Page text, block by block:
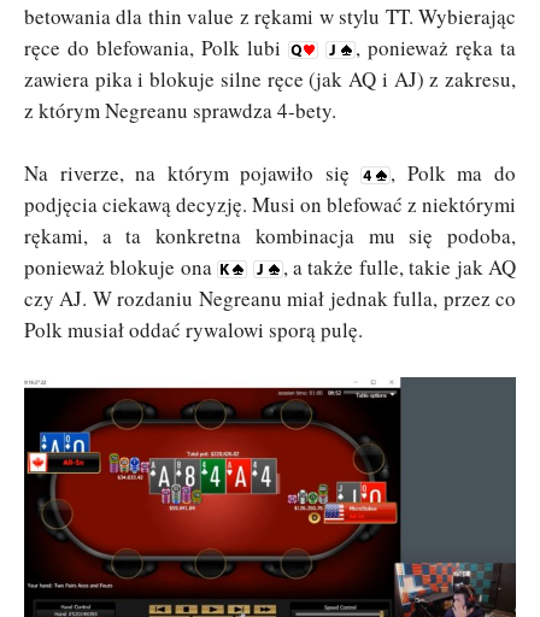
betowania dla thin value z rękami w stylu TT. Wybierając
ręce do blefowania, Polk lubi
, ponieważ ręka ta
zawiera pika i blokuje silne ręce (jak AQ i AJ) z zakresu,
z którym Negreanu sprawdza 4-bety.
Na riverze, na którym pojawiło się
, Polk ma do
podjęcia ciekawą decyzję. Musi on blefować z niektórymi
rękami, a ta konkretna kombinacja mu się podoba,
ponieważ blokuje ona
, a także fulle, takie jak AQ
czy AJ. W rozdaniu Negreanu miał jednak fulla, przez co
Polk musiał oddać rywalowi sporą pulę.